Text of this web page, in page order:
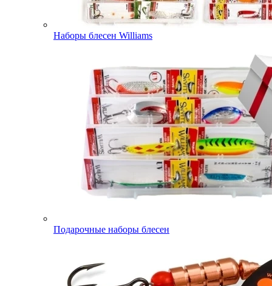
Наборы блесен Williams
Подарочные наборы блесен